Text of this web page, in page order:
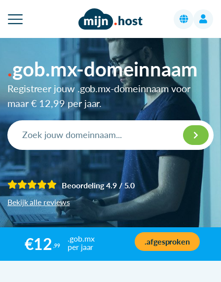
gob.mx-domeinnaam
Registreer jouw .gob.mx-domeinnaam voor
maar € 12,99 per jaar.
Beoordeling 4.9 / 5.0
Bekijk alle reviews
€12 ,99
.gob.mx
per jaar
.afgesproken